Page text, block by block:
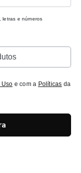
letras e números
Uso e com a Políticas da